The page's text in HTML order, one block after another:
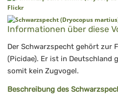
Informationen über diese
Der Schwarzspecht gehört zur
(Picidae). Er ist in Deutschland
somit kein Zugvogel.
Beschreibung des